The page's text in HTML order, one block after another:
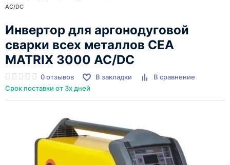
AC/DC
Инвертор для аргонодуговой
сварки всех металлов CEA
MATRIX 3000 AC/DC
0 отзывов В закладки
В сравнение
Срок поставки от 3х дней